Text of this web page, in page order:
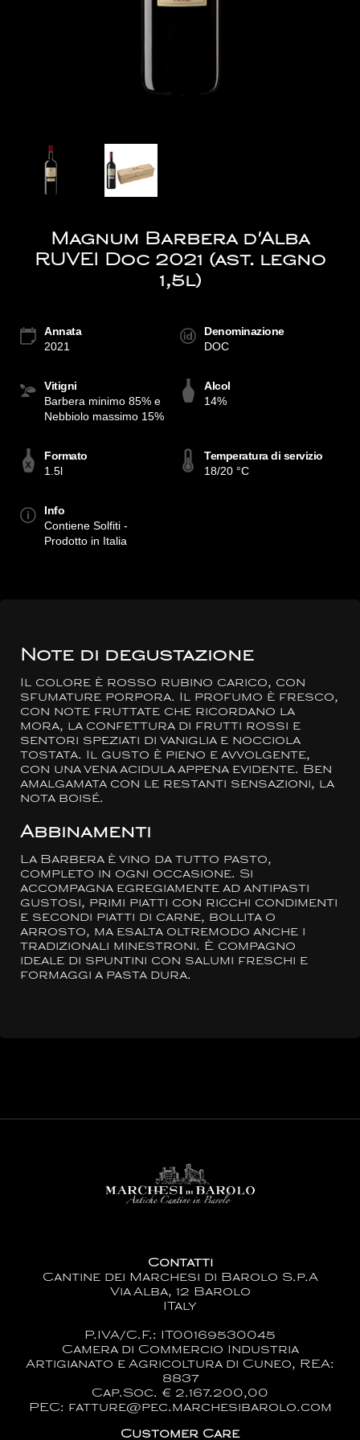
Magnum Barbera d'Alba
RUVEI Doc 2021 (ast. legno
1,5l)
Annata
2021
Denominazione
DOC
Vitigni
Barbera minimo 85% e
Nebbiolo massimo 15%
Alcol
14%
Formato
1.5l
Temperatura di servizio
18/20 °C
Info
Contiene Solfiti -
Prodotto in Italia
Note di degustazione
Il colore è rosso rubino carico, con
sfumature porpora. Il profumo è fresco,
con note fruttate che ricordano la
mora, la confettura di frutti rossi e
sentori speziati di vaniglia e nocciola
tostata. Il gusto è pieno e avvolgente,
con una vena acidula appena evidente. Ben
amalgamata con le restanti sensazioni, la
nota boisé.
Abbinamenti
La Barbera è vino da tutto pasto,
completo in ogni occasione. Si
accompagna egregiamente ad antipasti
gustosi, primi piatti con ricchi condimenti
e secondi piatti di carne, bollita o
arrosto, ma esalta oltremodo anche i
tradizionali minestroni. È compagno
ideale di spuntini con salumi freschi e
formaggi a pasta dura.
Contatti
Cantine dei Marchesi di Barolo S.p.A
Via Alba, 12 Barolo
ITaly
P.IVA/C.F.: IT00169530045
Camera di Commercio Industria
Artigianato e Agricoltura di Cuneo, REA:
8837
Cap.Soc. € 2.167.200,00
PEC: fatture@pec.marchesibarolo.com
Customer Care